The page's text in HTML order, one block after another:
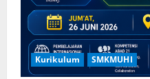
Kurikulum SMKMUHI